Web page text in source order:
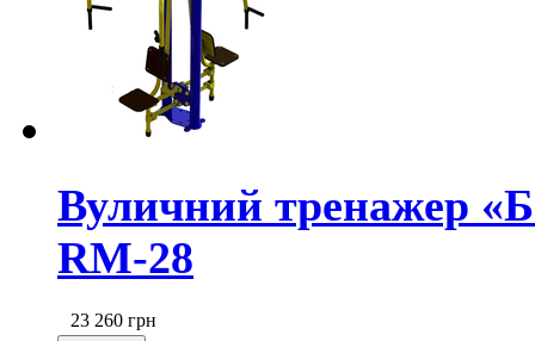
Вуличний тренажер
RM-28
23 260 грн